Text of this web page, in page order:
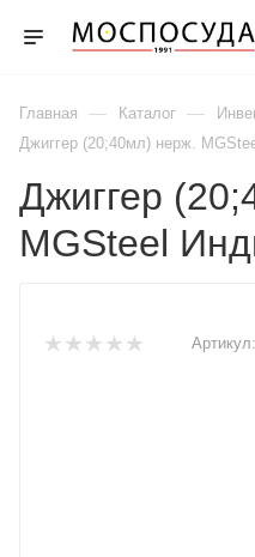
Главная — Каталог —
Джиггер (20;40мл) нерж.
Джиггер
MGSteel
Артикул: